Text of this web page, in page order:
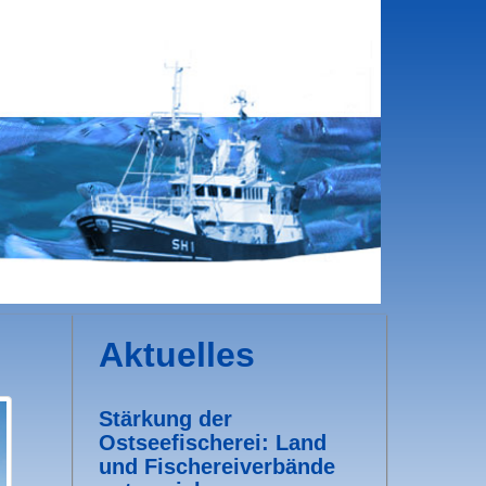
Aktuelles
Stärkung der
Ostseefischerei: Land
und Fischereiverbände